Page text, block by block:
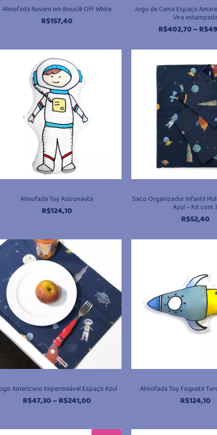
Almofada Nuvem em Bouclê Off White
R$157,40
Jogo de Cama Espaço
Vira estampada
R$402,70–R$
Almofada Toy Astronauta
R$124,10
Saco Organizador Infantil
Azul – Kit com 3
R$52,40
Americano Impermeável Espaço Azul
R$47,30–R$241,00Faixa
R$47,30
Almofada Toy Foguete
R$124,10